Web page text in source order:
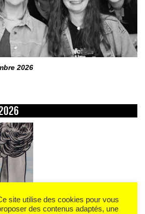
2026
site utilise des cookies pour vous
des contenus adaptés, une